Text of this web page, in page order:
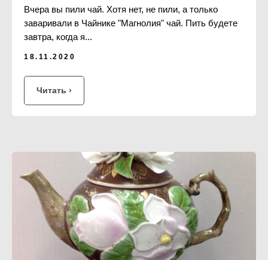
Вчера вы пили чай. Хотя нет, не пили, а только
заваривали в Чайнике "Магнолия" чай. Пить будете
завтра, когда я...
18.11.2020
Читать ›